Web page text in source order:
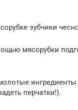
зубчики
мясорубки
ингредиенты
перчатки!).